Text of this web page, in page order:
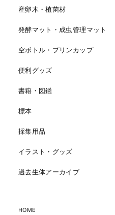
産卵木・植菌材
発酵マット・成虫管理マット
空ボトル・プリンカップ
便利グッズ
書籍・図鑑
標本
採集用品
イラスト・グッズ
過去生体アーカイブ
HOME